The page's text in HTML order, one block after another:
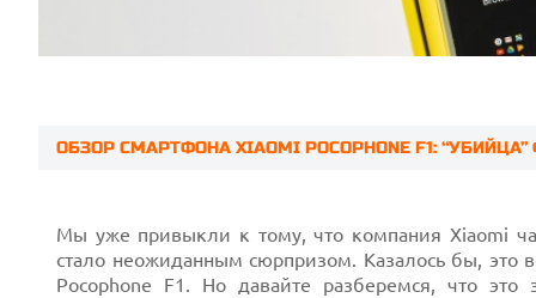
ОБЗОР СМАРТФОНА XIAOMI POCOPHONE F1:
Мы уже привыкли к тому, что компания Xiaomi
стало неожиданным сюрпризом. Казалось бы, это
Pocophone F1. Но давайте разберемся, что
Prev